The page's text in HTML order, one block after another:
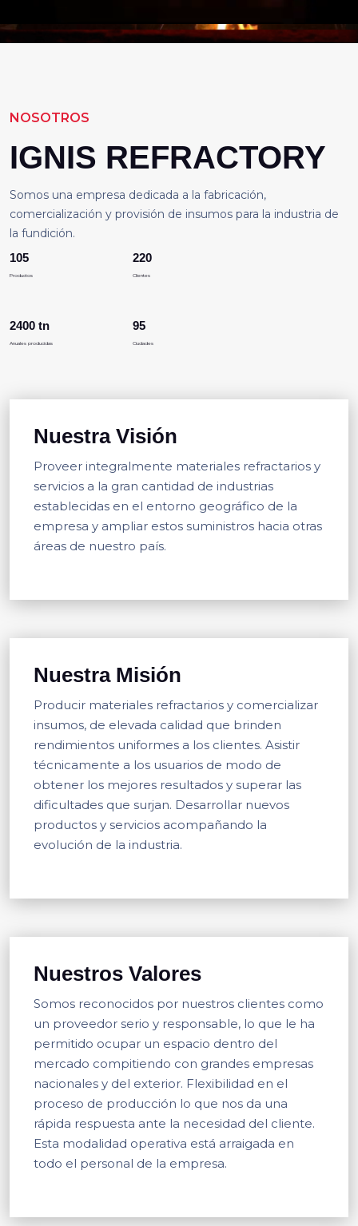
NOSOTROS
IGNIS REFRACTORY
Somos una empresa dedicada a la fabricación,
comercialización y provisión de insumos para la industria de
la fundición.
105
Productos
220
Clientes
2400 tn
Anuales producidas
95
Ciudades
Nuestra Visión
Proveer integralmente materiales refractarios y
servicios a la gran cantidad de industrias
establecidas en el entorno geográfico de la
empresa y ampliar estos suministros hacia otras
áreas de nuestro país.
Nuestra Misión
Producir materiales refractarios y comercializar
insumos, de elevada calidad que brinden
rendimientos uniformes a los clientes. Asistir
técnicamente a los usuarios de modo de
obtener los mejores resultados y superar las
dificultades que surjan. Desarrollar nuevos
productos y servicios acompañando la
evolución de la industria.
Nuestros Valores
Somos reconocidos por nuestros clientes como
un proveedor serio y responsable, lo que le ha
permitido ocupar un espacio dentro del
mercado compitiendo con grandes empresas
nacionales y del exterior. Flexibilidad en el
proceso de producción lo que nos da una
rápida respuesta ante la necesidad del cliente.
Esta modalidad operativa está arraigada en
todo el personal de la empresa.